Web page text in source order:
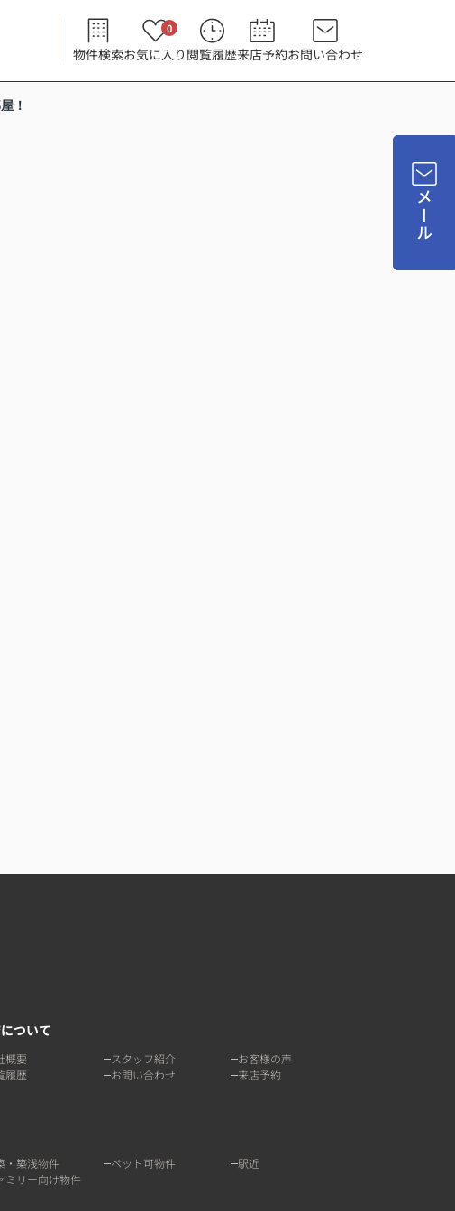
物件検索お気に入り
0
閲覧履歴来店予約お問い合わせ
メール
！
ついて
概要 スタッフ紹介
お客様の声
履歴 お問い合わせ
来店予約
・築浅物件 ペット可物件
駅近
ミリー向け物件